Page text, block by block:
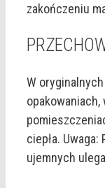
zakończeniu
W
ciepła.
ujemnych